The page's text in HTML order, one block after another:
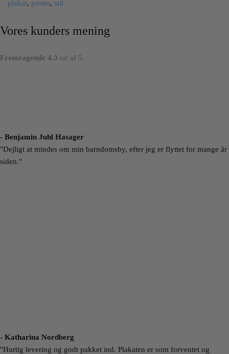
plakat, poster, stil
Vores kunders mening
Fremragende 4.3 ud af 5
- Benjamin Juhl Hasager
"Dejligt at mindes om min barndomsby, efter jeg er flyttet for mange år
siden."
- Katharina Nordberg
"Hurtig levering og godt pakket ind. Plakaten er som forventet og